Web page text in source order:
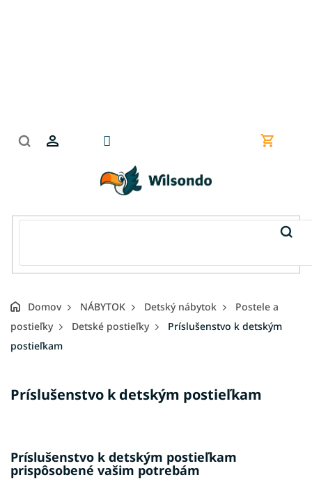
Domov NÁBYTOK Detský nábytok
Postele a
postieľky
Detské postieľky
Príslušenstvo k detským
postieľkam
Príslušenstvo k detským postieľkam
Príslušenstvo k detským postieľkam
prispôsobené vašim potrebám